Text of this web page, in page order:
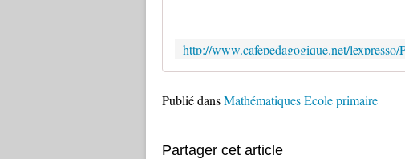
Publié dansMathématiques Ecole primaire
Partager cet article